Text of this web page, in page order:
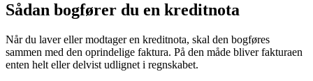
Sådan bogfører du en kreditnota
Når du laver eller modtager en kreditnota, skal den bogføres
sammen med den oprindelige faktura. På den måde bliver fakturaen
enten helt eller delvist udlignet i regnskabet.
Læs vores privatlivspolitik
Nødvendige Altid aktiv▼